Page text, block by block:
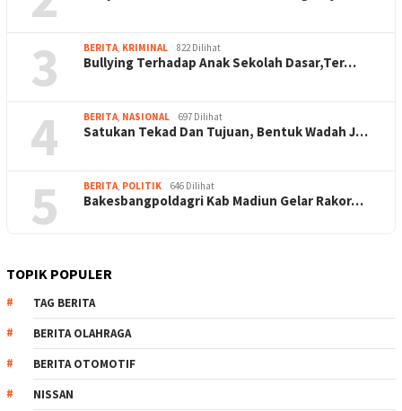
3 BERITA, KRIMINAL 822 Dilihat
Bullying Terhadap Anak Sekolah Dasar,Ter…
4 BERITA, NASIONAL 697 Dilihat
Satukan Tekad Dan Tujuan, Bentuk Wadah J…
5 BERITA, POLITIK 646 Dilihat
Bakesbangpoldagri Kab Madiun Gelar Rakor…
TOPIK POPULER
TAG BERITA
BERITA OLAHRAGA
BERITA OTOMOTIF
NISSAN